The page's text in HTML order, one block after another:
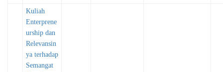
Kuliah
Enterprene
urship dan
Relevansin
ya terhadap
Semangat